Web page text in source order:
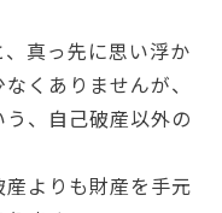
、真っ先に思い浮か
くありませんが、
う、自己破産以外の
よりも財産を手元